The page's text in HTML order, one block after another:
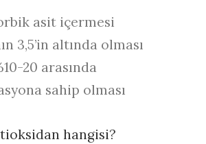
asit içermesi
3,5’in altında olması
20 arasında
sahip olması
hangisi?